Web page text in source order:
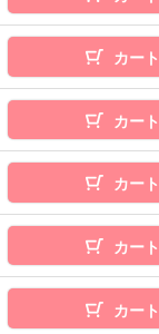
カー
カー
カー
カー
カー